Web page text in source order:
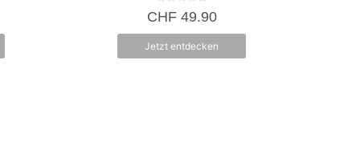
0
v
5
CHF49.90
Jetzt entdecken